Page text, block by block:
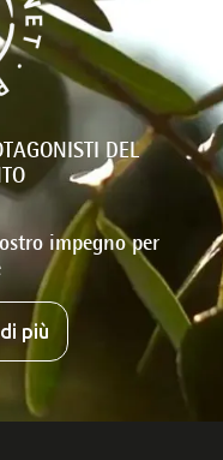
DEL
impegno per
più